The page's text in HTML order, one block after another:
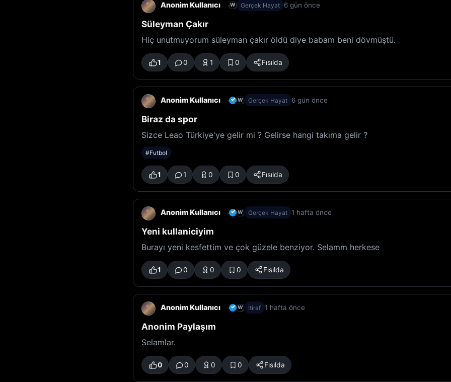
Anonim Kullanıcı W Gerçek Hayat 6 gün önce
Süleyman Çakır
Hiç unutmuyorum süleyman çakır öldü diye babam beni dövmüştü.
1 0 1 0 Fısılda
Anonim Kullanıcı ✓ W Gerçek Hayat 6 gün önce
Biraz da spor
Sizce Leao Türkiye'ye gelir mi ? Gelirse hangi takıma gelir ?
#Futbol
1 1 0 0 Fısılda
Anonim Kullanıcı ✓ W Gerçek Hayat 1 hafta önce
Yeni kullaniciyim
Burayı yeni kesfettim ve çok güzele benziyor. Selamm herkese
1 0 0 0 Fısılda
Anonim Kullanıcı ✓ W İtiraf 1 hafta önce
Anonim Paylaşım
Selamlar.
0 0 0 0 Fısılda